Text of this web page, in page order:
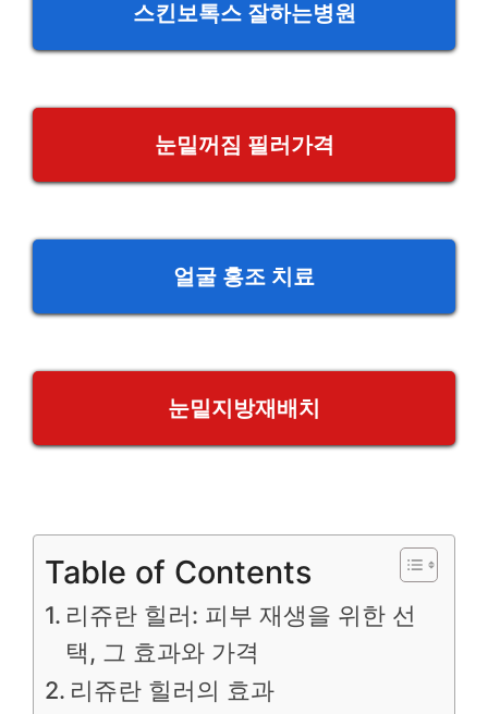
스킨보톡스 잘하는병원
눈밑꺼짐 필러가격
얼굴 홍조 치료
눈밑지방재배치
Table of Contents
리쥬란 힐러: 피부 재생을 위한 선
택, 그 효과와 가격
리쥬란 힐러의 효과